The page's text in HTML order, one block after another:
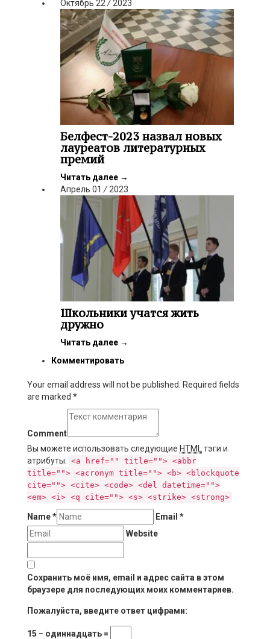
Октябрь 22 / 2023
Белфест-2023 назвал новых
лауреатов литературных
премий
Читать далее →
Апрель 01 / 2023
Школьники учатся жить
дружно
Читать далее →
Комментировать
Your email address will not be published. Required fields
are marked *
Comment
Вы можете использовать следующие HTML
тэги и
атрибуты: <a href="" title=""> <abbr
title=""> <acronym title=""> <b> <blockquote
cite=""> <cite> <code> <del datetime="">
<em> <i> <q cite=""> <s> <strike> <strong>
Name* Email *
Website
Сохранить моё имя, email и адрес сайта в этом
браузере для последующих моих комментариев.
Пожалуйста, введите ответ цифрами:
15 − одиннадцать =